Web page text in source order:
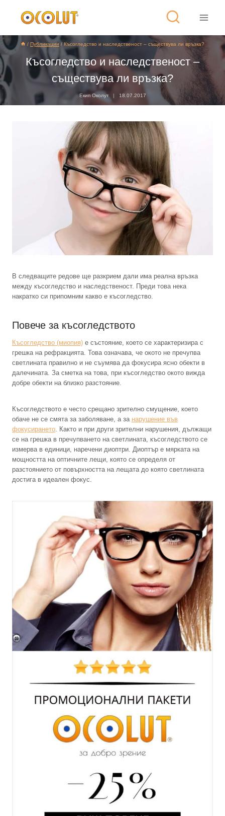
/ Публикации / Късогледство и наследственост – съществува ли връзка?
Късогледство и наследственост –
съществува ли връзка?
Екип Околут 18.07.2017
В следващите редове ще разкрием дали има реална връзка
между късогледство и наследственост. Преди това нека
накратко си припомним какво е късогледство.
Повече за късогледството
Късогледство (миопия) е състояние, което се характеризира с
грешка на рефракцията. Това означава, че окото не пречупва
светлината правилно и не съумява да фокусира ясно обекти в
далечината. За сметка на това, при късогледство окото вижда
добре обекти на близко разстояние.
Късогледството е често срещано зрително смущение, което
обаче не се смята за заболяване, а за нарушение във
фокусирането. Както и при други зрителни нарушения, дължащи
се на грешка в пречупването на светлината, късогледството се
измерва в единици, наречени диоптри. Диоптър е мярката на
мощността на оптичните лещи, която се определя от
разстоянието от повърхността на лещата до която светлината
достига в идеален фокус.